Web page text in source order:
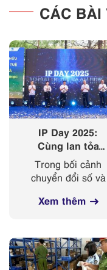
CÁC BÀI
IP Day 2025:
Cùng lan tỏa
‘nhịp điệu’ của
sở hữu trí tuệ
trong kỷ nguyên
số
Trong bối cảnh
chuyển đổi số và
nghiệp 4.0 diễn ra
đóng vai trò then
chốt trong bảo vệ
Xem thêm